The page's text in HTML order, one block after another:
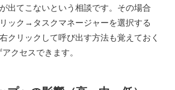
出てこないという相談です。その場合
ック→タスクマネージャーを選択する
クリックして呼び出す方法も覚えておく
クセスできます。